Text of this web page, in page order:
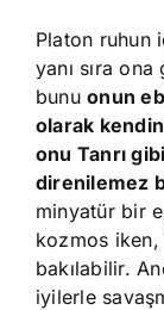
Platon ruhun
yanı sıra
bunuonun
olarak
onu Tanrı
direnilemez
minyatür bir
kozmos
bakılabilir.
iyilerle